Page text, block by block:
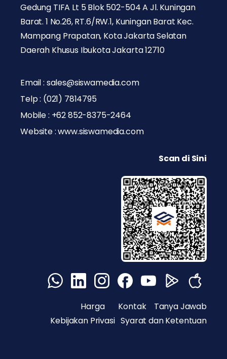
Gedung TIFA Lt 5 Blok 502-504 A Jl. Kuningan
Barat. 1 No.26, RT.6/RW.1, Kuningan Barat Kec.
Mampang Prapatan, Kota Jakarta Selatan
Daerah Khusus Ibukota Jakarta 12710
Email : sales@siswamedia.com
Telp : (021) 7814795
Mobile : +62 852-8375-2464
Website : www.siswamedia.com
Scan di Sini
Harga KontakTanya Jawab
Kebijakan Privasi Syarat dan Ketentuan